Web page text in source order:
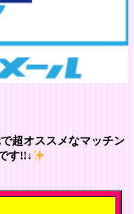
超オススメなマッチン
す!!↓